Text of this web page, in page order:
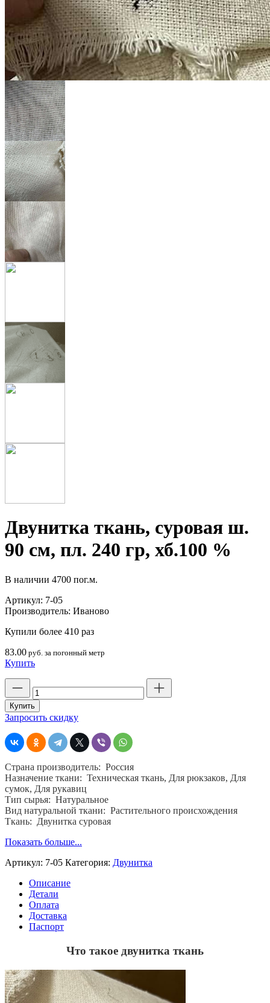
Двунитка ткань, суровая ш.
90 см, пл. 240 гр, хб.100 %
В наличии 4700 пог.м.
Артикул: 7-05
Производитель: Иваново
Купили более 410 раз
83.00 руб. за погонный метр
Купить
товара
Двунитка
ткань,
ш.
90
пл.
240
гр,
хб.100
%
Купить
Запросить скидку
Страна производитель: Россия
Назначение ткани: Техническая ткань, Для рюкзаков, Для
сумок, Для рукавиц
Тип сырья: Натуральное
Вид натуральной ткани: Растительного происхождения
Ткань: Двунитка суровая
Показать больше...
Артикул: 7-05 Категория: Двунитка
Описание
Детали
Оплата
Доставка
Паспорт
Что такое двунитка ткань